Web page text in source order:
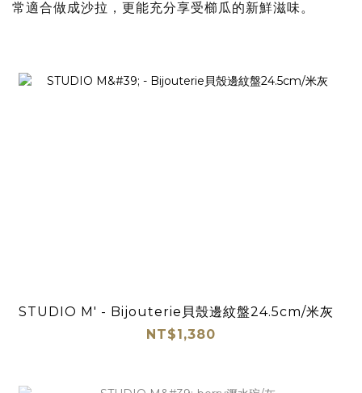
常適合做成沙拉，更能充分享受櫛瓜的新鮮滋味。
STUDIO M' - Bijouterie貝殼邊紋盤24.5cm/米灰
NT$1,380